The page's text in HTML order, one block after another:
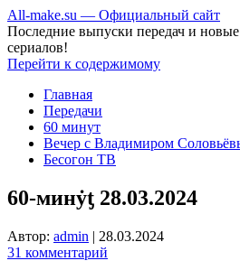
All-make.su — Официальный сайт
Последние выпуски передач и
сериалов!
Перейти к содержимому
Главная
Передачи
60 минут
Вечер с Владимиром
Бесогон ТВ
60-минẏƫ 28.03.2024
Автор: admin | 28.03.2024
31 комментарий